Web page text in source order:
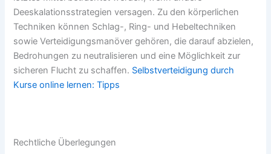
Deeskalationsstrategien versagen. Zu den körperlichen
Techniken können Schlag-, Ring- und Hebeltechniken
sowie Verteidigungsmanöver gehören, die darauf abzielen,
Bedrohungen zu neutralisieren und eine Möglichkeit zur
sicheren Flucht zu schaffen. Selbstverteidigung durch
Kurse online lernen: Tipps
Rechtliche Überlegungen